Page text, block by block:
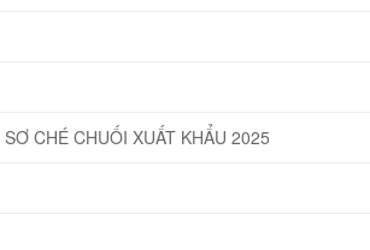
CHÉ CHUỐI XUẤT KHẨU 2025